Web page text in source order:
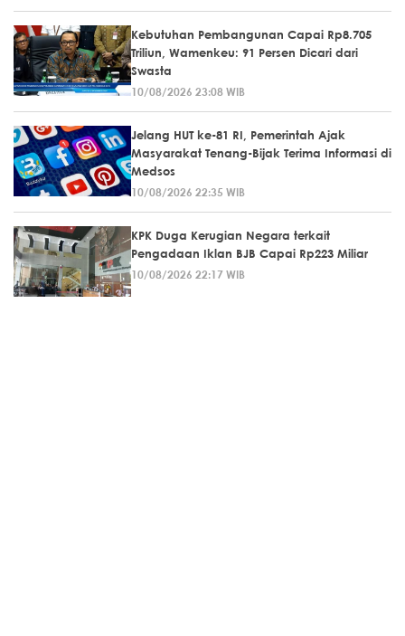
Kebutuhan Pembangunan Capai Rp8.705
Triliun, Wamenkeu: 91 Persen Dicari dari
Swasta
10/08/2026 23:08 WIB
Jelang HUT ke-81 RI, Pemerintah Ajak
Masyarakat Tenang-Bijak Terima Informasi di
Medsos
10/08/2026 22:35 WIB
KPK Duga Kerugian Negara terkait
Pengadaan Iklan BJB Capai Rp223 Miliar
10/08/2026 22:17 WIB